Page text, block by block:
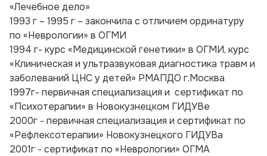
«Лечебное дело»
1993 г – 1995 г – закончила с отличием ординатуру
по «Неврологии» в ОГМИ
1994 г- курс «Медицинской генетики» в ОГМИ, курс
«Клиническая и ультразвуковая диагностика травм и
заболеваний ЦНС у детей» РМАПДО г.Москва
1997г- первичная специализация и сертификат по
«Психотерапии» в Новокузнецком ГИДУВе
2000г - первичная специализация и сертификат по
«Рефлексотерапии» Новокузнецкого ГИДУВа
2001г - сертификат по «Неврологии» ОГМА